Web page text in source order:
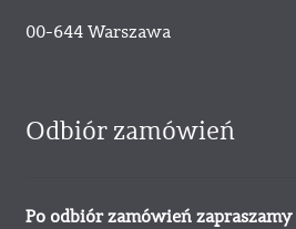
00-644 Warszawa
Odbiór zamówień
Po odbiór zamówień zapraszamy